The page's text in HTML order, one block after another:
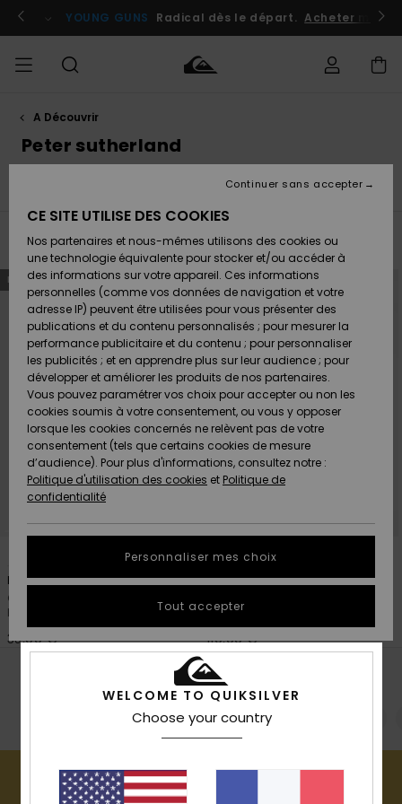
de
grille
des
produits
Se connecter / s'inscrire
YOUNG GUNS Radical dès le départ. Acheter
HOMME
Chaussures
& Tongs
Surf
Snow
Nouveautés
A
Découvrir
Chaussures
& Tongs
Surf
Snow
Nouveautés
A
Découvrir
FEMME
A
Découvrir
Snow
SURF
Shop
Surf
Shop
Enfant
Highlights
Communauté
SNOW
Shop
Snow
Shop
Enfant
Snow
Shop
Femme
A
Découvrir
Communauté
OUTLET
Homme
Enfant
Outlet
Femme
AIDE &
CONTACT
commande
Retours
Paiement
Carte
Cadeau
Quiksilver
Freedom
Protection
des
tailles
conversation
obtenir la
réponse la
plus rapide
Démarrer
une
conversation
MAGASINS
QUIKSILVER
A Découvrir
Peter sutherland
Young Guns Faherty x
Filtrer & Trier 2Resultats
Passer
aux
critères
filtrage
recherche
Aller
trier
NOUVEAUTÉ
Peter Sutherland Drifter
Casquette classique Bleu
Homme
35,00 €
NOUVEAUTÉ
Peter Sutherland Clean Coast
Noir Homme
110,00 €
RECHERCHES POPULAIRES
Banging Bees
WELCOME TO QUIKSILVER
Choose your country
CE SITE UTILISE DES COOKIES
Nos partenaires et nous-mêmes utilisons des cookies ou
une technologie équivalente pour stocker et/ou accéder à
des informations sur votre appareil. Ces informations
personnelles (comme vos données de navigation et votre
adresse IP) peuvent être utilisées pour vous présenter des
publications et du contenu personnalisés ; pour mesurer la
performance publicitaire et du contenu ; pour personnaliser
les publicités ; et en apprendre plus sur leur audience ; pour
développer et améliorer les produits de nos partenaires.
Vous pouvez paramétrer vos choix pour accepter ou non les
cookies soumis à votre consentement, ou vous y opposer
lorsque les cookies concernés ne relèvent pas de votre
consentement (tels que certains cookies de mesure
d’audience). Pour plus d'informations, consultez notre :
Politique d'utilisation des cookies et Politique de
confidentialité
Personnaliser mes choix
Continuer sans accepter
Tout accepter